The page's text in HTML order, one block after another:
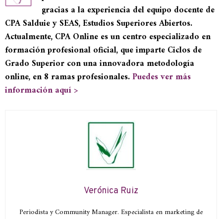
gracias a la experiencia del equipo docente de
CPA Salduie y SEAS, Estudios Superiores Abiertos.
Actualmente, CPA Online es un centro especializado en
formación profesional oficial, que imparte Ciclos de
Grado Superior con una innovadora metodología
online, en 8 ramas profesionales.Puedes ver más
información aquí >
Verónica Ruiz
Periodista y Community Manager. Especialista en marketing de